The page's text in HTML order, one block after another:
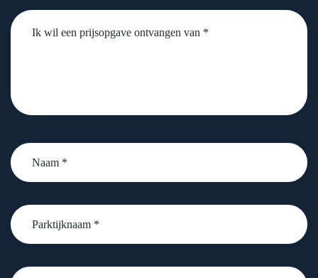
Untitled
Naam
*
Parktijknaam
*
email